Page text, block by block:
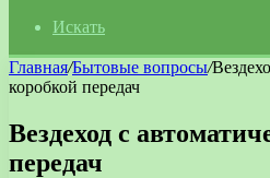
Искать
Главная/Бытовые вопросы/
коробкой передач
Вездеход с
передач